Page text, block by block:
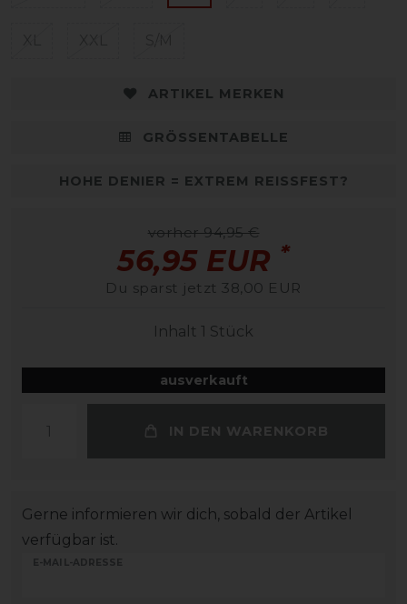
ARTIKEL MERKEN
GRÖSSENTABELLE
HOHE DENIER = EXTREM REISSFEST?
vorher 94,95 €
56,95 EUR *
Du sparst jetzt 38,00 EUR
Inhalt 1 Stück
ausverkauft
IN DEN WARENKORB
Gerne informieren wir dich, sobald der Artikel
verfügbar ist.
E-MAIL-ADRESSE